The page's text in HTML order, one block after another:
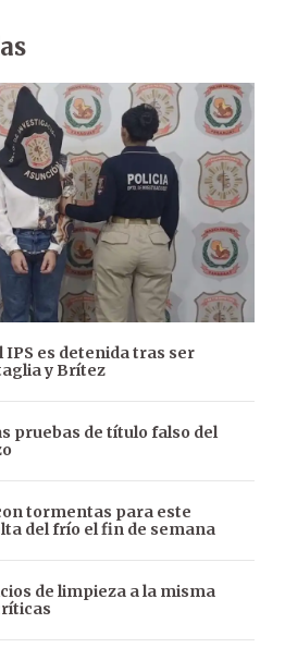
IPS es detenida tras ser
y Brítez
pruebas de título falso del
tormentas para este
del frío el fin de semana
de limpieza a la misma